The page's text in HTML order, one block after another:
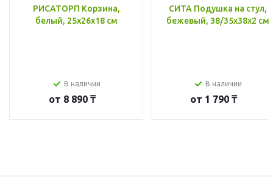
РИСАТОРП Корзина,
белый, 25x26x18 см
В наличии
от 8 890 ₸
СИТА Подушка на стул,
бежевый, 38/35x38x2 см
В наличии
от 1 790 ₸